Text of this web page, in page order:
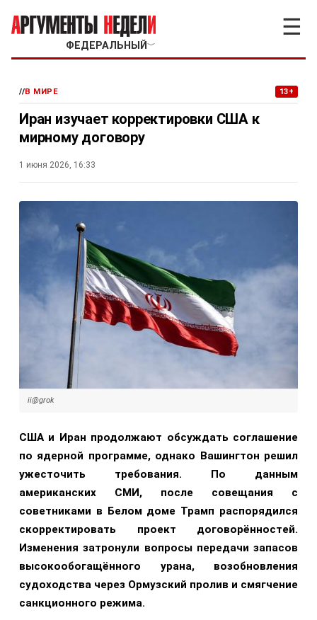
ФЕДЕРАЛЬНЫЙ ﹀
☰
//В МИРЕ 13+
Иран изучает корректировки США к
мирному договору
1 июня 2026, 16:33
ii@grok
США и Иран продолжают обсуждать соглашение
по ядерной программе, однако Вашингтон решил
ужесточить требования. По данным
американских СМИ, после совещания с
советниками в Белом доме Трамп распорядился
скорректировать проект договорённостей.
Изменения затронули вопросы передачи запасов
высокообогащённого урана, возобновления
судоходства через Ормузский пролив и смягчение
санкционного режима.